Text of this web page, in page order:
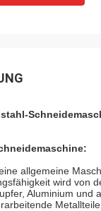
:
allgemeine
wird von
Aluminium